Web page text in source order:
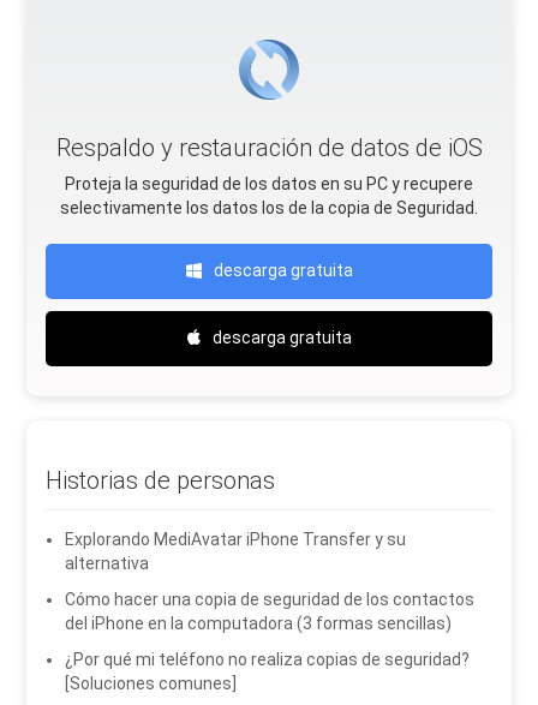
Respaldo y restauración de datos de iOS
Proteja la seguridad de los datos en su PC y recupere
selectivamente los datos Ios de la copia de Seguridad.
descarga gratuita
descarga gratuita
Historias de personas
Explorando MediAvatar iPhone Transfer y su
alternativa
Cómo hacer una copia de seguridad de los contactos
del iPhone en la computadora (3 formas sencillas)
¿Por qué mi teléfono no realiza copias de seguridad?
[Soluciones comunes]